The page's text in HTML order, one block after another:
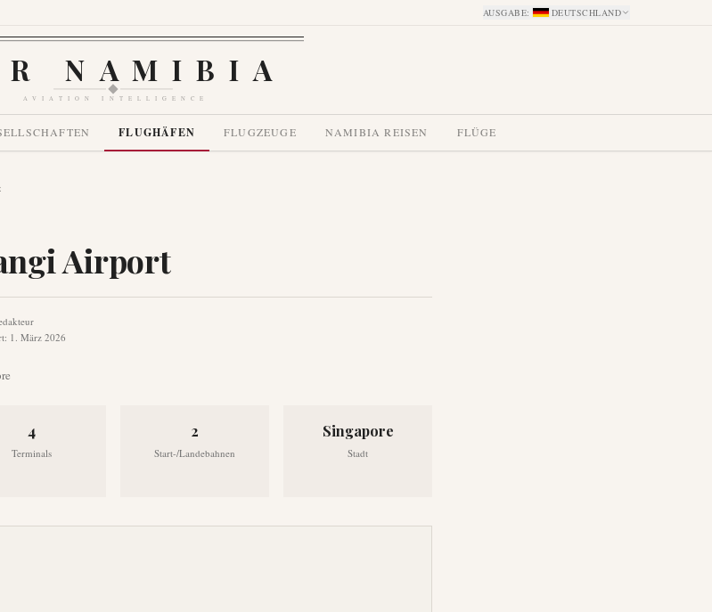
AUSGABE: DEUTSCHLAND
NAMIBIA
AVIATION INTELLIGENCE
FLUGHÄFEN FLUGZEUGE NAMIBIA REISEN FLÜGE
Airport
: 1. März 2026
4
Terminals
2
Start-/Landebahnen
Singapore
Stadt